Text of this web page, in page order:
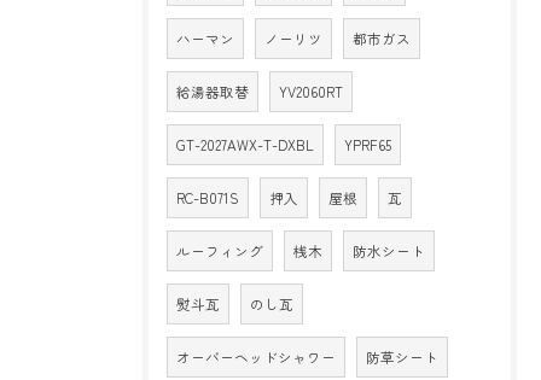
ハーマン ノーリツ 都市ガス
給湯器取替 YV2060RT
GT-2027AWX-T-DXBL YPRF65
RC-B071S 押入 屋根 瓦
ルーフィング 桟木 防水シート
熨斗瓦 のし瓦
オーバーヘッドシャワー 防草シート